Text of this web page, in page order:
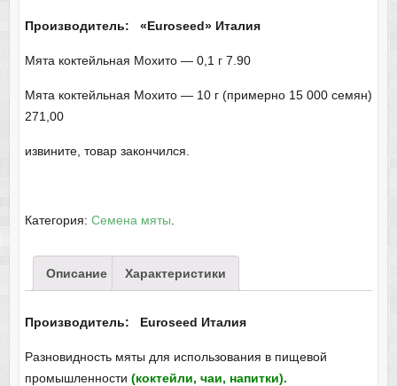
Производитель: «Euroseed» Италия
Мята коктейльная Мохито — 0,1 г 7.90
Мята коктейльная Мохито — 10 г (примерно 15 000 семян)
271,00
извините, товар закончился.
Категория: Семена мяты.
Описание Характеристики
Производитель: Euroseed Италия
Разновидность мяты для использования в пищевой
промышленности (коктейли, чаи, напитки).